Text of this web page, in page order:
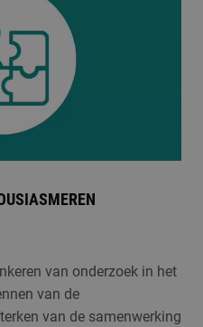
van onderzoek in het
van de
van de samenwerking